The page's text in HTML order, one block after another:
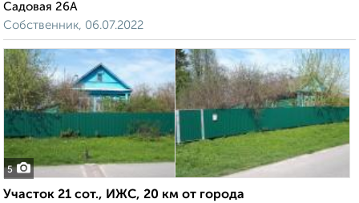
Садовая 26А
Собственник, 06.07.2022
5
Участок 21 сот., ИЖС, 20 км от города